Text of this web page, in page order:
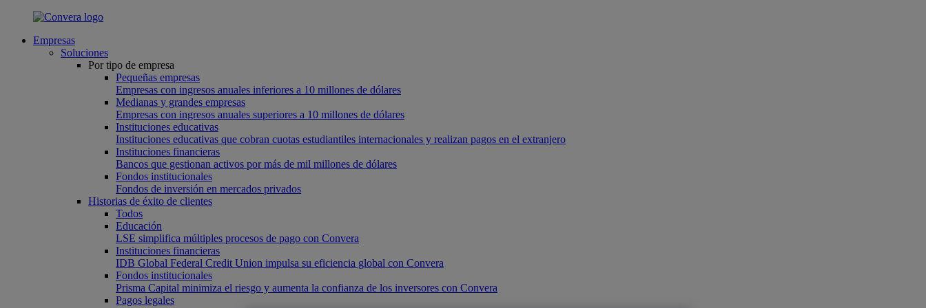
Empresas
Soluciones
Por tipo de empresa
Pequeñas empresas
Empresas con ingresos anuales inferiores a 10 millones de dólares
Medianas y grandes empresas
Empresas con ingresos anuales superiores a 10 millones de dólares
Instituciones educativas
Instituciones educativas que cobran cuotas estudiantiles internacionales y realizan pagos en el extranjero
Instituciones financieras
Bancos que gestionan activos por más de mil millones de dólares
Fondos institucionales
Fondos de inversión en mercados privados
Historias de éxito de clientes
Todos
Educación
LSE simplifica múltiples procesos de pago con Convera
Instituciones financieras
IDB Global Federal Credit Union impulsa su eficiencia global con Convera
Fondos institucionales
Prisma Capital minimiza el riesgo y aumenta la confianza de los inversores con Convera
Pagos legales